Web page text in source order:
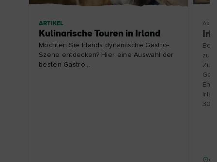
ARTIKEL
Kulinarische Touren in Irland
Möchten Sie Irlands dynamische Gastro-
Szene entdecken? Hier eine Auswahl der
besten Gastro...
zu